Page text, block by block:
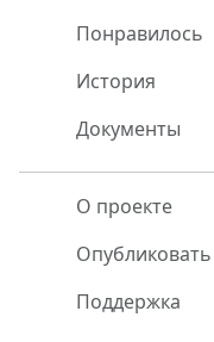
Понравилось
История
Документы
О проекте
Опубликовать
Поддержка